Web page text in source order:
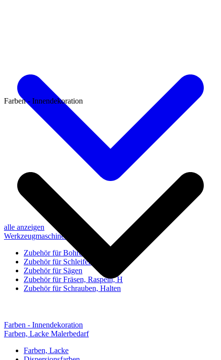
alle anzeigen
Werkzeugmaschinen-Zubehör
Zubehör für Bohren, Bohrhilfen
Zubehör für Schleifen, Poliere
Zubehör für Sägen
Zubehör für Fräsen, Raspeln, H
Zubehör für Schrauben, Halten
Farben - Innendekoration
Farben - Innendekoration
Farben, Lacke Malerbedarf
Farben, Lacke